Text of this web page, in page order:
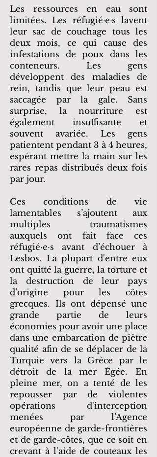
Les ressources en eau sont
limitées. Les réfugiéᐧeᐧs lavent
leur sac de couchage tous les
deux mois, ce qui cause des
infestations de poux dans les
conteneurs. Les gens
développent des maladies de
rein, tandis que leur peau est
saccagée par la gale. Sans
surprise, la nourriture est
également insuffisante et
souvent avariée. Les gens
patientent pendant 3 à 4 heures,
espérant mettre la main sur les
rares repas distribués deux fois
par jour.
Ces conditions de vie
lamentables s’ajoutent aux
multiples traumatismes
auxquels ont fait face ces
réfugié·e·s avant d’échouer à
Lesbos. La plupart d'entre eux
ont quitté la guerre, la torture et
la destruction de leur pays
d’origine pour les côtes
grecques. Ils ont dépensé une
grande partie de leurs
économies pour avoir une place
dans une embarcation de piètre
qualité afin de se déplacer de la
Turquie vers la Grèce par le
détroit de la mer Égée. En
pleine mer, on a tenté de les
repousser par de violentes
opérations d'interception
menées par l’Agence
européenne de garde-frontières
et de garde-côtes, que ce soit en
crevant à l'aide de couteaux les